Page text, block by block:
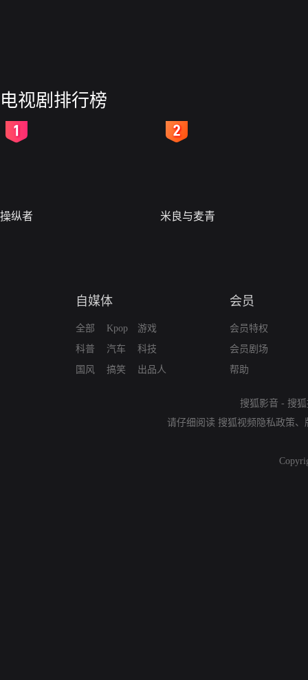
电视剧排行榜
操纵者 米良与麦青
自媒体
全部
科普
国风
Kpop
汽车
搞笑
游戏
科技
出品人
会员
会员特权
会员剧场
帮助
搜狐影音 - 搜
请仔细阅读 搜狐视频隐私政策、